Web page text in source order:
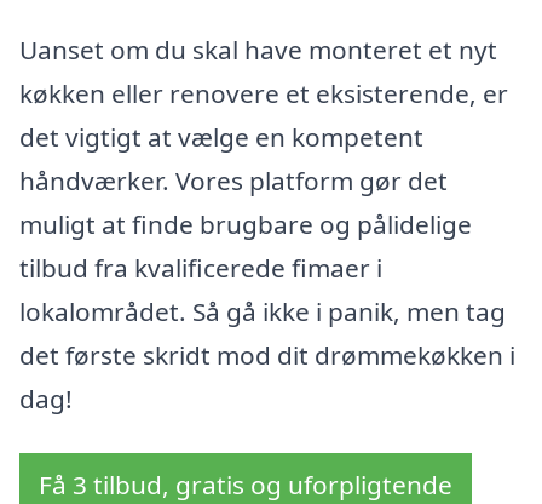
Uanset om du skal have monteret et nyt
køkken eller renovere et eksisterende, er
det vigtigt at vælge en kompetent
håndværker. Vores platform gør det
muligt at finde brugbare og pålidelige
tilbud fra kvalificerede fimaer i
lokalområdet. Så gå ikke i panik, men tag
det første skridt mod dit drømmekøkken i
dag!
Få 3 tilbud, gratis og uforpligtende